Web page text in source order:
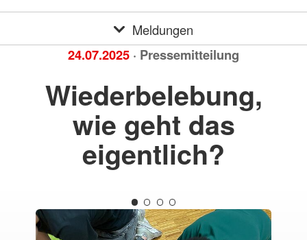
Meldungen
24.07.2025 · Pressemitteilung
Wiederbelebung,
wie geht das
eigentlich?